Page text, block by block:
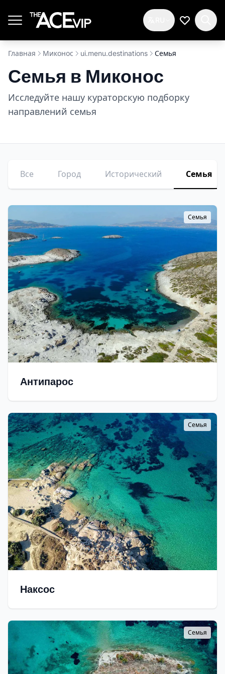
Мой
Главная Миконос ui.menu.destinations Семья
Семья в Миконос
Исследуйте нашу кураторскую подборку
направлений семья
Все Город Исторический Семья
Семья
Антипарос
Семья
Наксос
Семья